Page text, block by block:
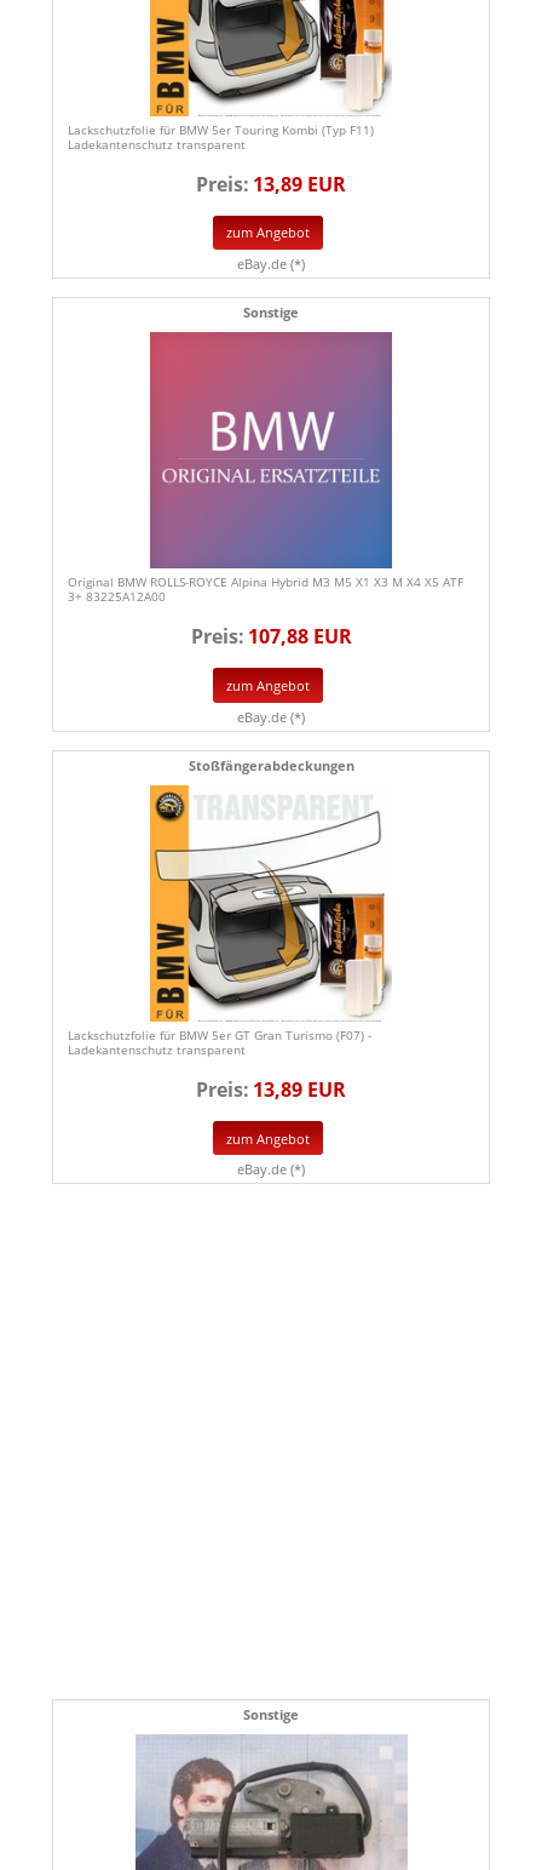
Lackschutzfolie für BMW 5er Touring Kombi (Typ F11)
Ladekantenschutz transparent
Preis: 13,89 EUR
zum Angebot
eBay.de (*)
Sonstige
Original BMW ROLLS-ROYCE Alpina Hybrid M3 M5 X1 X3 M X4 X5 ATF
3+ 83225A12A00
Preis: 107,88 EUR
zum Angebot
eBay.de (*)
Stoßfängerabdeckungen
Lackschutzfolie für BMW 5er GT Gran Turismo (F07) -
Ladekantenschutz transparent
Preis: 13,89 EUR
zum Angebot
eBay.de (*)
Sonstige